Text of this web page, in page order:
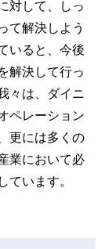
対して、しっ
て解決しよう
いると、今後
解決して行っ
々は、ダイニ
ペレーション
更には多くの
業において必
ています。